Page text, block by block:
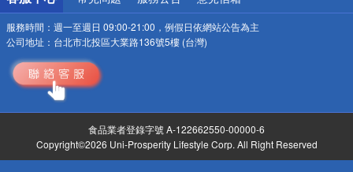
服務時間： 週一至週日 09:00-21:00，例假日依網站公告為主
公司地址： 台北市北投區大業路136號5樓 (台灣)
食品業者登錄字號 A-122662550-00000-6
Copyright©2026 Uni-Prosperity Lifestyle Corp. All Right Reserved